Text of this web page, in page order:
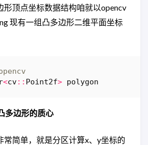
形顶点坐标数据结构咱就以opencv
现有一组凸多边形二维平面坐标
<cv:: Point2f> polygon
多边形的质心
常简单，就是分区计算x、y坐标的